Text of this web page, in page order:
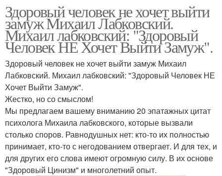
Здоровый человек не хочет выйти
замуж Михаил Лабковский.
Михаил лабковский: "Здоровый
Человек НЕ Хочет Выйти Замуж".
Здоровый человек не хочет выйти замуж Михаил
Лабковский. Михаил лабковский: "Здоровый Человек НЕ
Хочет Выйти Замуж".
Жестко, но со смыслом!
Мы предлагаем вашему вниманию 20 эпатажных цитат
психолога Михаила лабковского, которые вызвали
столько споров. Равнодушных нет: кто-то их полностью
принимает, кто-то с негодованием отвергает. И для тех, и
для других его слова имеют огромную силу. В их основе
"Здоровый Цинизм" и многолетний опыт.